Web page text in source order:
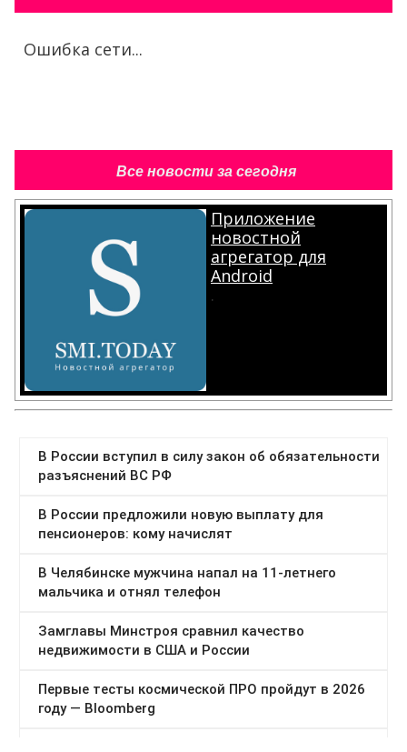
Ошибка сети...
Все новости за сегодня
Приложение
новостной
агрегатор для
Android
.